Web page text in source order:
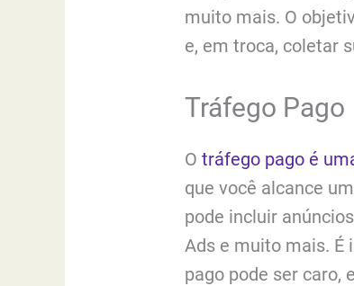
muito mais. O
e, em troca, coletar
Tráfego Pago
Otráfego pago é
que você alcance
pode incluir
Ads e muito mais.
pago pode ser caro,